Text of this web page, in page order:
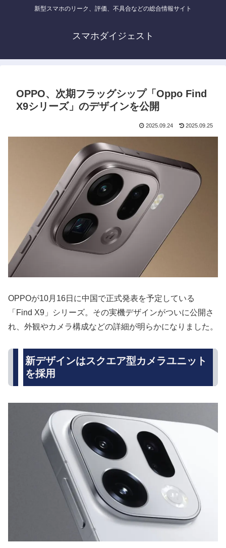
新型スマホのリーク、評価、不具合などの総合情報サイト
スマホダイジェスト
OPPO、次期フラッグシップ「Oppo Find
X9シリーズ」のデザインを公開
2025.09.24 2025.09.25
OPPOが10月16日に中国で正式発表を予定している
「Find X9」シリーズ。その実機デザインがついに公開さ
れ、外観やカメラ構成などの詳細が明らかになりました。
新デザインはスクエア型カメラユニット
を採用